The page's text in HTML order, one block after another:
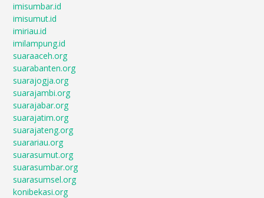
imisumbar.id
imisumut.id
imiriau.id
imilampung.id
suaraaceh.org
suarabanten.org
suarajogja.org
suarajambi.org
suarajabar.org
suarajatim.org
suarajateng.org
suarariau.org
suarasumut.org
suarasumbar.org
suarasumsel.org
konibekasi.org